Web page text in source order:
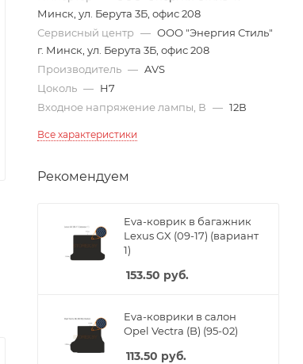
Минск, ул. Берута 3Б, офис 208
Сервисный центр — ООО "Энергия Стиль"
г. Минск, ул. Берута 3Б, офис 208
Производитель — AVS
Цоколь — H7
Входное напряжение лампы, В — 12В
Все характеристики
Рекомендуем
Eva-коврик в багажник
Lexus GX (09-17) (вариант
1)
153.50 руб.
Eva-коврики в салон
Opel Vectra (B) (95-02)
113.50 руб.